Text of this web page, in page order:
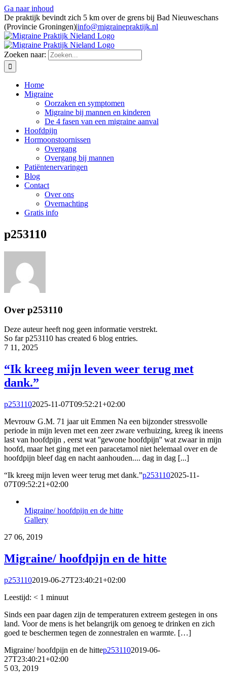
Ga naar inhoud
De praktijk bevindt zich 5 km over de grens bij Bad Nieuweschans
(Provincie Groningen)|info@migrainepraktijk.nl
Zoeken naar:
Home
Migraine
Oorzaken en symptomen
Migraine bij mannen en kinderen
De 4 fasen van een migraine aanval
Hoofdpijn
Hormoonstoornissen
Overgang
Overgang bij mannen
Patiëntenervaringen
Blog
Contact
Over ons
Overnachting
Gratis info
p253110
Over p253110
Deze auteur heeft nog geen informatie verstrekt.
So far p253110 has created 6 blog entries.
7 11, 2025
“Ik kreeg mijn leven weer terug met
dank.”
p2531102025-11-07T09:52:21+02:00
Mevrouw G.M. 71 jaar uit Emmen Na een bijzonder stressvolle
periode in mijn leven met een zeer zware verhuizing, kreeg ik ineens
last van hoofdpijn , eerst wat ''gewone hoofdpijn'' wat zwaar in mijn
hoofd, maar het ging met een paracetamol niet helemaal over en de
hoofdpijn bleef dag en nacht aanhouden.... dag in dag [...]
“Ik kreeg mijn leven weer terug met dank.”p2531102025-11-
07T09:52:21+02:00
Migraine/ hoofdpijn en de hitte
Gallery
27 06, 2019
Migraine/ hoofdpijn en de hitte
p2531102019-06-27T23:40:21+02:00
Leestijd: < 1 minuut
Sinds een paar dagen zijn de temperaturen extreem gestegen in ons
land. Voor de mens is het belangrijk om genoeg te drinken en zich
goed te beschermen tegen de zonnestralen en warmte. […]
Migraine/ hoofdpijn en de hittep2531102019-06-
27T23:40:21+02:00
5 03, 2019